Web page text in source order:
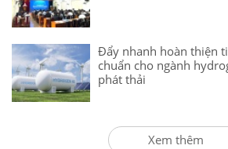
Đẩy nhanh hoàn thiện
chuẩn cho ngành
phát thải
Xem thêm